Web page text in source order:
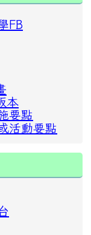
FB
本
要點
活動要點